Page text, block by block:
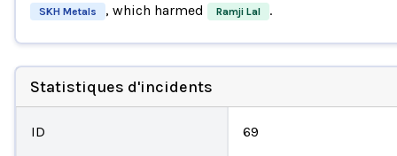
SKH Metals , which harmed Ramji Lal .
Statistiques d'incidents
ID 69